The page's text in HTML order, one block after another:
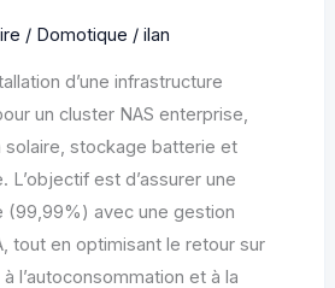
/ Domotique /ilan
d’une infrastructure
un cluster NAS enterprise,
solaire, stockage batterie et
L’objectif est d’assurer une
(99,99%) avec une gestion
tout en optimisant le retour sur
l’autoconsommation et à la